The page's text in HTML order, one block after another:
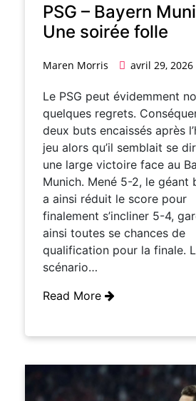
PSG – Bayern
Une soirée folle
Maren Morris avril 29, 2026
Le PSG peut évidemment
quelques regrets.
deux buts encaissés après
jeu alors qu’il semblait se
une large victoire face au
Munich. Mené 5-2, le géant
a ainsi réduit le score pour
finalement s’incliner 5-4,
ainsi toutes se chances de
qualification pour la finale.
scénario…
Read More